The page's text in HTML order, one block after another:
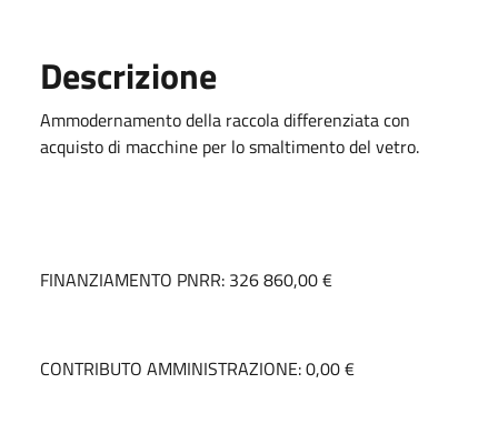
Descrizione
Ammodernamento della raccola differenziata con
acquisto di macchine per lo smaltimento del vetro.
FINANZIAMENTO PNRR: 326 860,00 €
CONTRIBUTO AMMINISTRAZIONE: 0,00 €